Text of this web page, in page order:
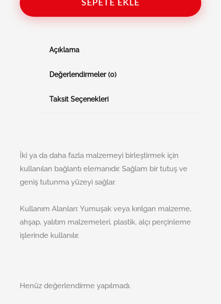
SEPETE EKLE
Açıklama
Değerlendirmeler (0)
Taksit Seçenekleri
İki ya da daha fazla malzemeyi birleştirmek için
kullanılan bağlantı elemanıdır. Sağlam bir tutuş ve
geniş tutunma yüzeyi sağlar.
Kullanım Alanları: Yumuşak veya kırılgan malzeme,
ahşap, yalıtım malzemeleri, plastik, alçı perçinleme
işlerinde kullanılır.
Henüz değerlendirme yapılmadı.